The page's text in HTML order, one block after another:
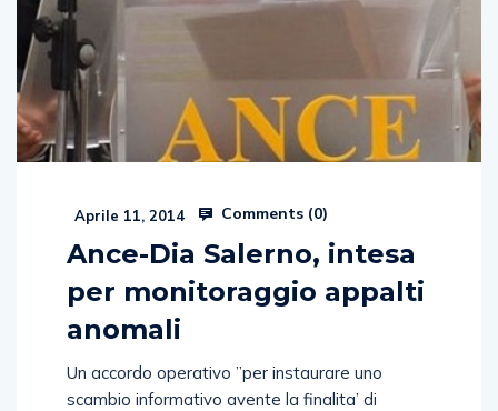
Aprile 11, 2014 Comments (0)
Ance-Dia Salerno, intesa
per monitoraggio appalti
anomali
Un accordo operativo ”per instaurare uno
scambio informativo avente la finalita’ di